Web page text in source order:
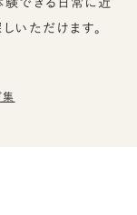
いただけます。